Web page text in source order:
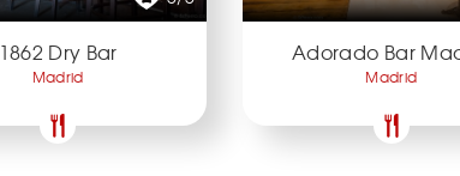
1862 Dry Bar
Madrid
Adorado Bar
Madrid